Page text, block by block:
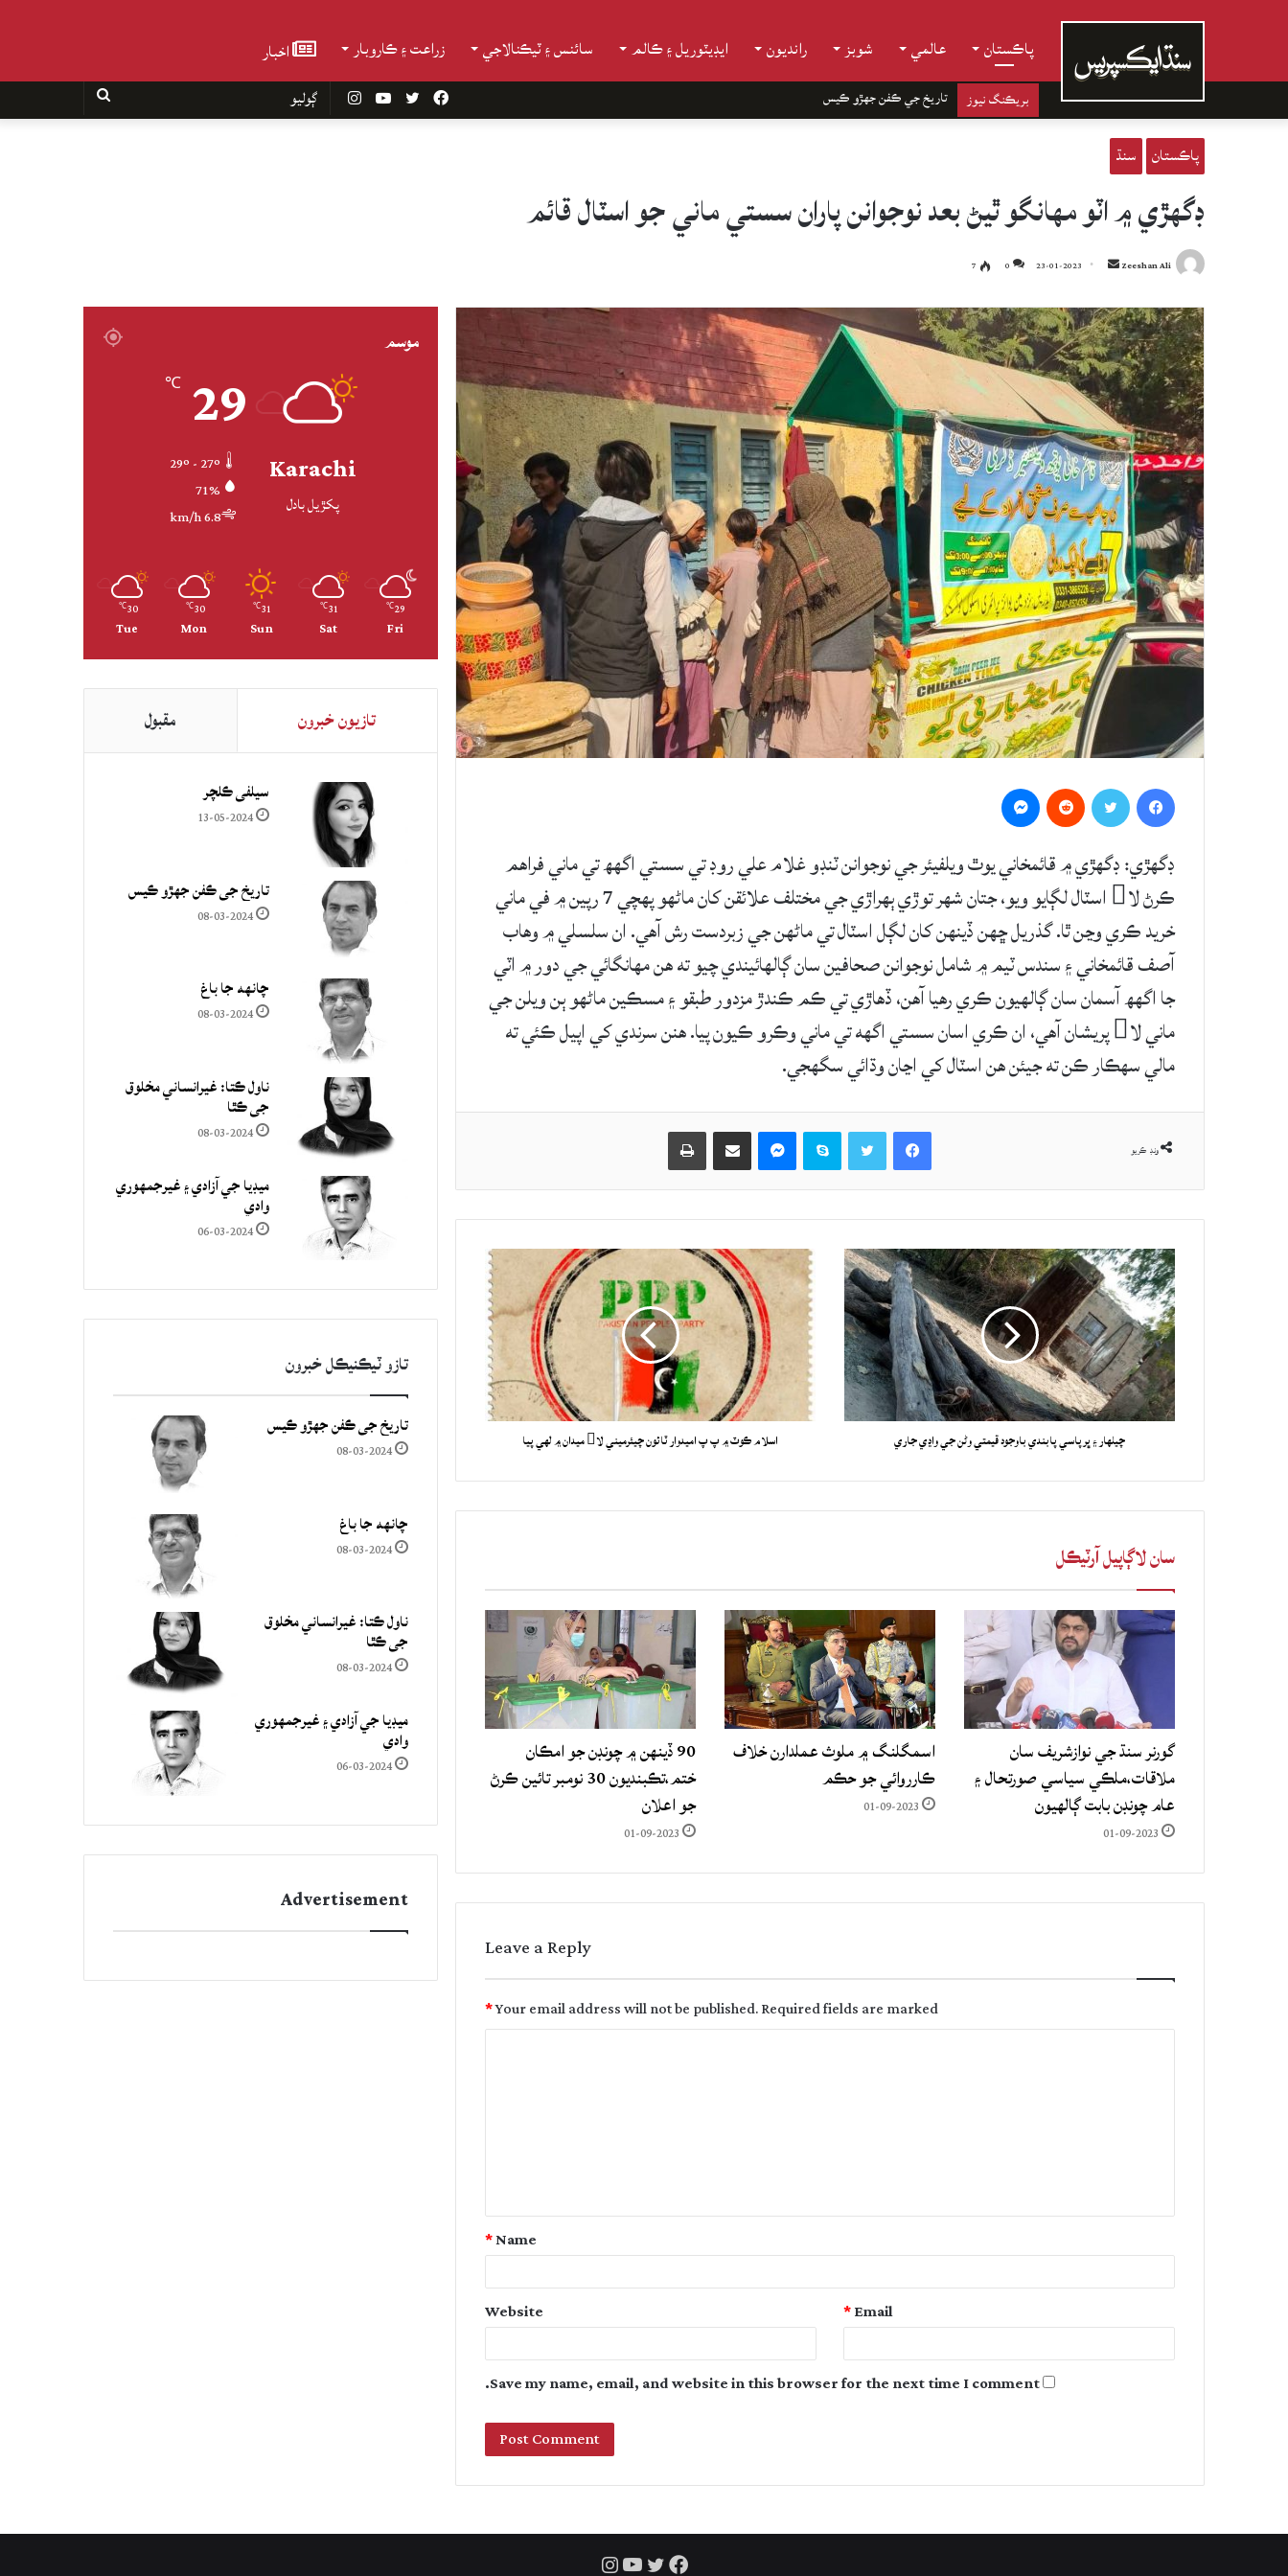
پاڪستان عالمي شوبز رانديون ايڊيٽوريل ۽ ڪالم سائنس ۽ ٽيڪنالاجي زراعت ۽ ڪاروبار اخبار
بريڪنگ نيوز تاريخ جي ڪفن جھڙو ڪيس InstagramYouTube Twitter
Facebook
پاڪستان سنڌ
ڊگهڙي ۾ اٽو مهانگو ٿيڻ بعد نوجوانن پاران سستي ماني جو اسٽال قائم
Zeeshan Ali
Send
email
23-01-2023
0
7
ڊگھڙي: ڊگهڙي ۾ قائمخاني يوٿ ويلفيئر جي نوجوانن ٽنڊو غلام علي روڊ تي سستي اگهھ تي ماني فراهم
ڪرڻ لا اسٽال لڳايو ويو، جتان شھر توڙي ٻهراڙي جي مختلف علائقن کان ماڻهو پهچي 7 رپين ۾ في ماني
خريد ڪري وڃن ٿا. گذريل ڇهن ڏينهن کان لڳل اسٽال تي ماڻهن جي زبردست رش آهي. ان سلسلي ۾ وهاب
آصف قائمخاني ۽ سندس ٽيم ۾ شامل نوجوانن صحافين سان ڳالهائيندي چيو ته هن مهانگائي جي دور ۾ اٽي
جا اگهھ آسمان سان ڳالهيون ڪري رهيا آهن، ڏهاڙي تي ڪم ڪندڙ مزدور طبقو ۽ مسڪين ماڻهو ٻن ويلن جي
ماني لا پريشان آهي، ان ڪري اسان سستي اگھه تي ماني وڪرو ڪيون پيا. هنن سرندي کي اپيل ڪئي ته
مالي سهڪار ڪن ته جيئن هن اسٽال کي اڃان وڌائي سگهجي.
ونڊ ڪريو
Facebook
Skype حصيداري ڪريو اي ميل ذريعي
چيلهار ۽ ڀرپاسي پابندي باوجود قيمتي وڻن جي واڍي جاري اسلام ڪوٽ ۾ پ پ اميدوار ٽائون چيئرميني لا ميدان ۾ لهي پيا
سان لاڳاپيل آرٽيڪل
گورنر سنڌ جي نوازشريف سان
ملاقات،ملڪي سياسي صورتحال ۽
عام چونڊن بابت ڳالهيون
01-09-2023
اسمگلنگ ۾ ملوث عملدارن خلاف
ڪارروائي جو حڪم
01-09-2023
90 ڏينهن ۾ چونڊن جو امڪان
ختم،تڪبنديون 30 نومبر تائين ڪرڻ
جو اعلان
01-09-2023
Leave a Reply
Your email address will not be published.Required fields are marked
*
t
Name
*
Email
*
Website
Save my name, email, and website in this browser for the next time I comment.
موسم
Karachi
پکڙيل بادل
29
℃
71%
6.8 km/h
29
℃
Fri
31
℃
Sat
31
℃
Sun
30
℃
Mon
30
℃
Tue
تازيون خبرون مقبول
سيلفي ڪلچر
13-05-2024
تاريخ جي ڪفن جھڙو ڪيس
08-03-2024
چانهه جا باغ
08-03-2024
ناول ڪتا: غيرانساني مخلوق
جي ڪٿا
08-03-2024
ميڊيا جي آزادي ۽ غيرجمھوري
وادي
06-03-2024
تازو ٽيڪنيڪل خبرون
تاريخ جي ڪفن جھڙو ڪيس
08-03-2024
چانهه جا باغ
08-03-2024
ناول ڪتا: غيرانساني مخلوق
جي ڪٿا
08-03-2024
ميڊيا جي آزادي ۽ غيرجمھوري
وادي
06-03-2024
Advertisement
Facebook
Twitter
YouTube